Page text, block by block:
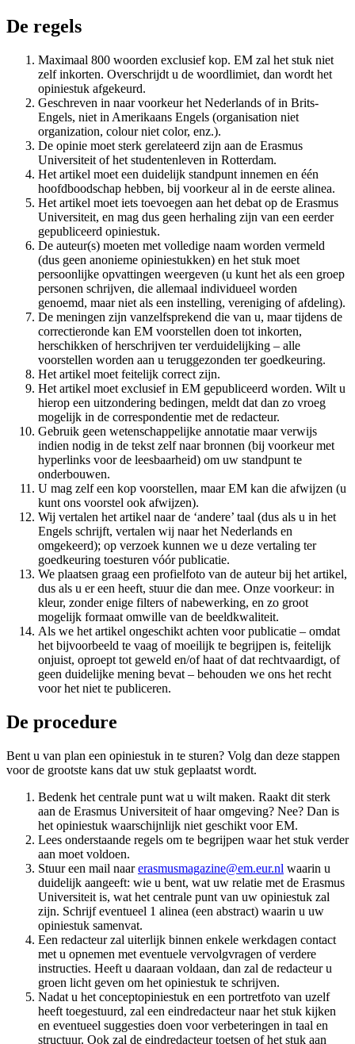
De regels
Maximaal 800 woorden exclusief kop. EM zal het stuk niet
zelf inkorten. Overschrijdt u de woordlimiet, dan wordt het
opiniestuk afgekeurd.
Geschreven in naar voorkeur het Nederlands of in Brits-
Engels, niet in Amerikaans Engels (organisation niet
organization, colour niet color, enz.).
De opinie moet sterk gerelateerd zijn aan de Erasmus
Universiteit of het studentenleven in Rotterdam.
Het artikel moet een duidelijk standpunt innemen en één
hoofdboodschap hebben, bij voorkeur al in de eerste alinea.
Het artikel moet iets toevoegen aan het debat op de Erasmus
Universiteit, en mag dus geen herhaling zijn van een eerder
gepubliceerd opiniestuk.
De auteur(s) moeten met volledige naam worden vermeld
(dus geen anonieme opiniestukken) en het stuk moet
persoonlijke opvattingen weergeven (u kunt het als een groep
personen schrijven, die allemaal individueel worden
genoemd, maar niet als een instelling, vereniging of afdeling).
De meningen zijn vanzelfsprekend die van u, maar tijdens de
correctieronde kan EM voorstellen doen tot inkorten,
herschikken of herschrijven ter verduidelijking – alle
voorstellen worden aan u teruggezonden ter goedkeuring.
Het artikel moet feitelijk correct zijn.
Het artikel moet exclusief in EM gepubliceerd worden. Wilt u
hierop een uitzondering bedingen, meldt dat dan zo vroeg
mogelijk in de correspondentie met de redacteur.
Gebruik geen wetenschappelijke annotatie maar verwijs
indien nodig in de tekst zelf naar bronnen (bij voorkeur met
hyperlinks voor de leesbaarheid) om uw standpunt te
onderbouwen.
U mag zelf een kop voorstellen, maar EM kan die afwijzen (u
kunt ons voorstel ook afwijzen).
Wij vertalen het artikel naar de ‘andere’ taal (dus als u in het
Engels schrijft, vertalen wij naar het Nederlands en
omgekeerd); op verzoek kunnen we u deze vertaling ter
goedkeuring toesturen vóór publicatie.
We plaatsen graag een profielfoto van de auteur bij het artikel,
dus als u er een heeft, stuur die dan mee. Onze voorkeur: in
kleur, zonder enige filters of nabewerking, en zo groot
mogelijk formaat omwille van de beeldkwaliteit.
Als we het artikel ongeschikt achten voor publicatie – omdat
het bijvoorbeeld te vaag of moeilijk te begrijpen is, feitelijk
onjuist, oproept tot geweld en/of haat of dat rechtvaardigt, of
geen duidelijke mening bevat – behouden we ons het recht
voor het niet te publiceren.
De procedure
Bent u van plan een opiniestuk in te sturen? Volg dan deze stappen
voor de grootste kans dat uw stuk geplaatst wordt.
Bedenk het centrale punt wat u wilt maken. Raakt dit sterk
aan de Erasmus Universiteit of haar omgeving? Nee? Dan is
het opiniestuk waarschijnlijk niet geschikt voor EM.
Lees onderstaande regels om te begrijpen waar het stuk verder
aan moet voldoen.
Stuur een mail naarerasmusmagazine@em.eur.nl waarin u
duidelijk aangeeft: wie u bent, wat uw relatie met de Erasmus
Universiteit is, wat het centrale punt van uw opiniestuk zal
zijn. Schrijf eventueel 1 alinea (een abstract) waarin u uw
opiniestuk samenvat.
Een redacteur zal uiterlijk binnen enkele werkdagen contact
met u opnemen met eventuele vervolgvragen of verdere
instructies. Heeft u daaraan voldaan, dan zal de redacteur u
groen licht geven om het opiniestuk te schrijven.
Nadat u het conceptopiniestuk en een portretfoto van uzelf
heeft toegestuurd, zal een eindredacteur naar het stuk kijken
en eventueel suggesties doen voor verbeteringen in taal en
structuur. Ook zal de eindredacteur toetsen of het stuk aan